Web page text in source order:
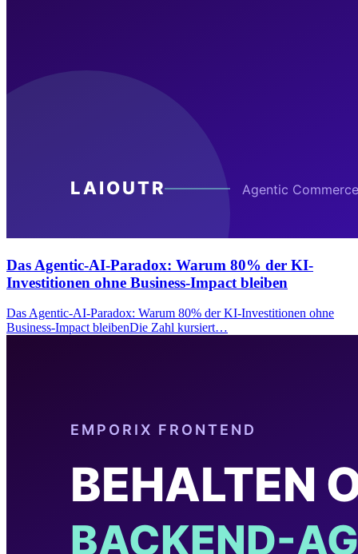
Das Agentic-AI-Paradox: Warum 80% der KI-
Investitionen ohne Business-Impact bleiben
Das Agentic-AI-Paradox: Warum 80% der KI-Investitionen ohne
Business-Impact bleibenDie Zahl kursiert…